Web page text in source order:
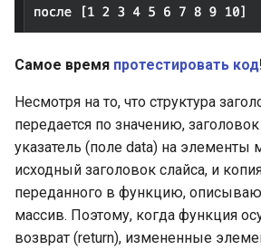
литералы значений
значений
Основные литералы
значений: литералы
значений рун
Литералы строковых
значений
Динамический тип uint
Динамический тип uint:
максимальное число
Динамический тип int
Динамический тип int:
внутреннее устройство
Пакет Golang UTF8
EncodeRune
Функции UTF8 RuneCount,
RuneCountInString и Valid
Пакет fmt
Чтение файлов в Go
Запись файлов в Go
Проверка закрытия канала
без блокировки текущей
Тайм-аут и бегущая строка
Закрытие каналов
Закрытие каналов:
решения грубого закрытия
Garbage collector. Сборщик
мусора
Самое время протестировать код
Несмотря на то, что структура
передается по значению,
указатель (поле data) на элементы
исходный заголовок слайса, и
переданного в функцию,
массив. Поэтому, когда функция
возврат (return), измененные